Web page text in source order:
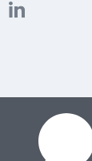
Facebook
sur X
Partager sur